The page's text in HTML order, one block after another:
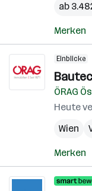
ab
Merken
Einblicke
ÖRAG
Heute
Wien
Merken